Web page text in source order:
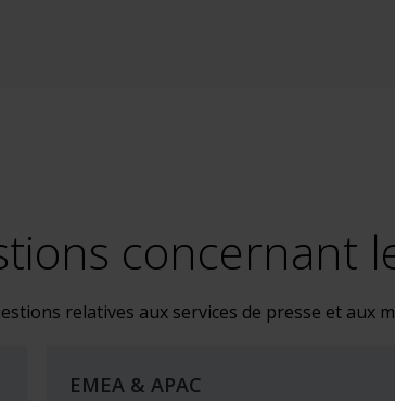
concernant
relatives aux services de presse et aux
EMEA & APAC